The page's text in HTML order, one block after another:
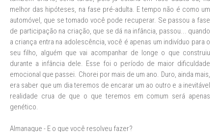
melhor das hipóteses, na fase pré-adulta. E tempo não é como um
automóvel, que se tomado você pode recuperar. Se passou a fase
de participação na criação, que se dá na infância, passou... quando
a criança entra na adolescência, você é apenas um indivíduo para o
seu filho, alguém que vai acompanhar de longe o que construiu
durante a infância dele. Esse foi o período de maior dificuldade
emocional que passei. Chorei por mais de um ano. Duro, ainda mais,
era saber que um dia teremos de encarar um ao outro e a inevitável
realidade crua de que o que teremos em comum será apenas
genético.
Almanaque - E o que você resolveu fazer?